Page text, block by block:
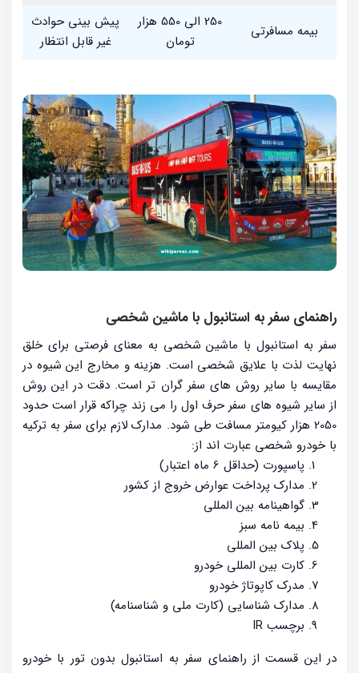
بیمه مسافرتی
250 الی 550 هزار
تومان
پیش بینی حوادث
غیر قابل انتظار
راهنمای سفر به استانبول با ماشین شخصی
سفر به استانبول با ماشین شخصی به معنای فرصتی برای خلق
نهایت لذت با علایق شخصی است. هزینه و مخارج این شیوه در
مقایسه با سایر روش های سفر گران تر است. دقت در این روش
از سایر شیوه های سفر حرف اول را می زند چراکه قرار است حدود
2050 هزار کیومتر مسافت طی شود. مدارک لازم برای سفر به ترکیه
با خودرو شخصی عبارت اند از:
پاسپورت (حداقل 6 ماه اعتبار)
مدارک پرداخت عوارض خروج از کشور
گواهینامه بین المللی
بیمه نامه سبز
پلاک بین المللی
کارت بین المللی خودرو
مدرک کاپوتاژ خودرو
مدارک شناسایی (کارت ملی و شناسنامه)
برچسب IR
در این قسمت از راهنمای سفر به استانبول بدون تور با خودرو